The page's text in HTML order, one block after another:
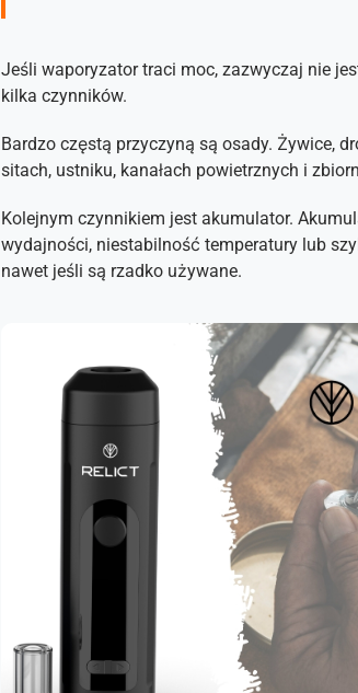
Jeśli waporyzator traci moc, zazwyczaj nie
kilka czynników.
Bardzo częstą przyczyną są osady. Żywice,
sitach, ustniku, kanałach powietrznych i
Kolejnym czynnikiem jest akumulator.
wydajności, niestabilność temperatury lub
nawet jeśli są rzadko używane.